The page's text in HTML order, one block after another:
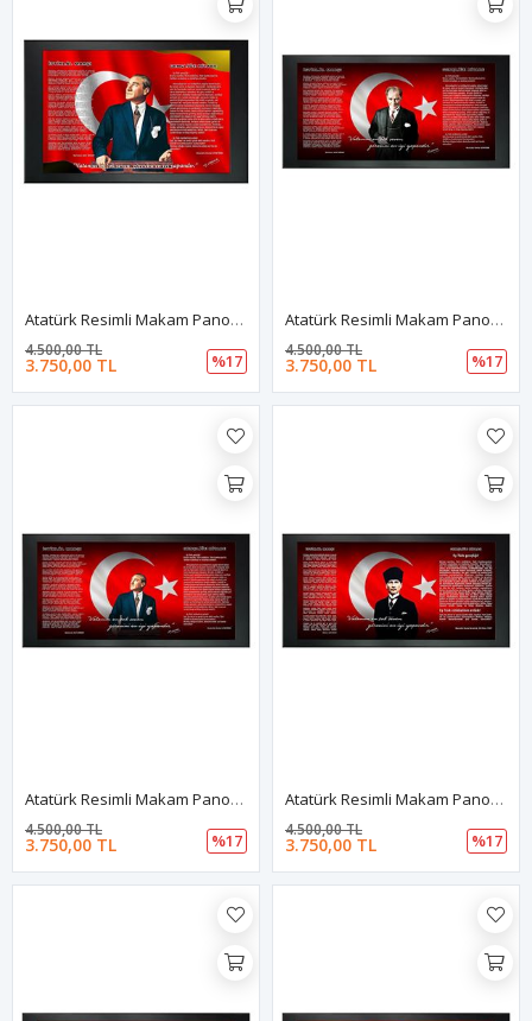
Atatürk Resimli Makam Panosu
3.750,00 TL
4.500,00 TL
%17
Atatürk Resimli Makam Panosu
3.750,00 TL
4.500,00 TL
%17
Atatürk Resimli Makam Panosu
3.750,00 TL
4.500,00 TL
%17
Atatürk Resimli Makam Panosu
3.750,00 TL
4.500,00 TL
%17